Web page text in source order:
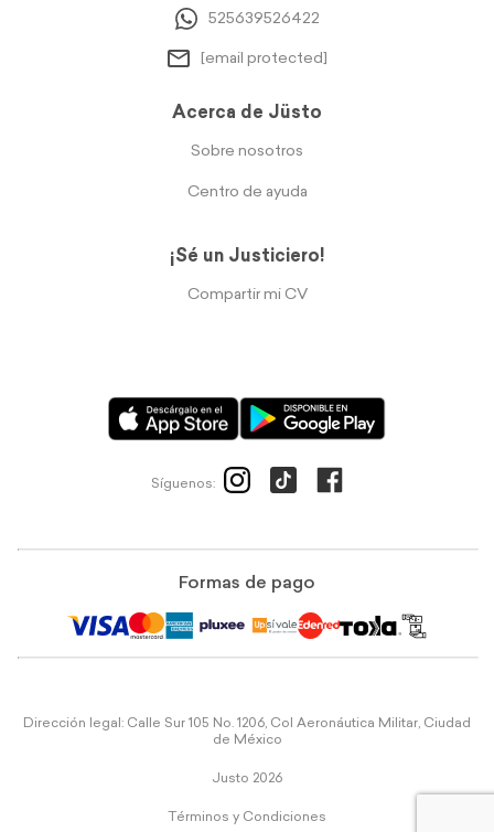
525639526422
[email protected]
Acerca de Jüsto
Sobre nosotros
Centro de ayuda
¡Sé un Justiciero!
Compartir mi CV
Síguenos:
Formas de pago
Dirección legal: Calle Sur 105 No. 1206, Col Aeronáutica Militar, Ciudad
de México
Justo 2026
Términos y Condiciones